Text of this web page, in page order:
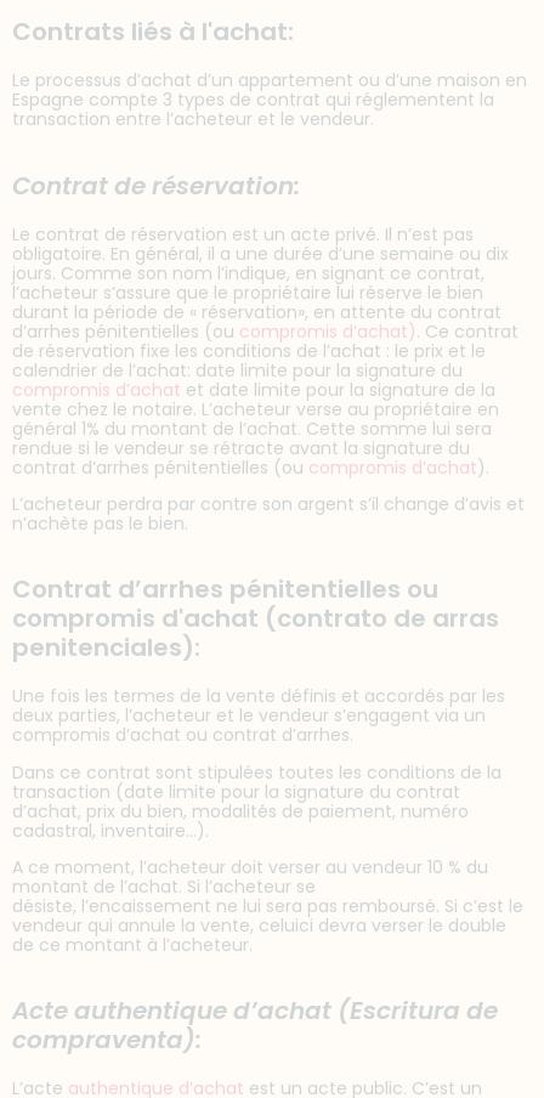
Contrats liés à l'achat:
Le processus d’achat d’un appartement ou d’une maison en
Espagne compte 3 types de contrat qui réglementent la
transaction entre l’acheteur et le vendeur.
Contrat de réservation:
Le contrat de réservation est un acte privé. Il n’est pas
obligatoire. En général, il a une durée d’une semaine ou dix
jours. Comme son nom l’indique, en signant ce contrat,
l’acheteur s’assure que le propriétaire lui réserve le bien
durant la période de « réservation», en attente du contrat
d’arrhes pénitentielles (ou compromis d’achat). Ce contrat
de réservation fixe les conditions de l’achat : le prix et le
calendrier de l’achat: date limite pour la signature du
compromis d’achat et date limite pour la signature de la
vente chez le notaire. L’acheteur verse au propriétaire en
général 1% du montant de l’achat. Cette somme lui sera
rendue si le vendeur se rétracte avant la signature du
contrat d’arrhes pénitentielles (ou compromis d’achat).
L’acheteur perdra par contre son argent s’il change d’avis et
n’achète pas le bien.
Contrat d’arrhes pénitentielles ou
compromis d'achat (contrato de arras
penitenciales):
Une fois les termes de la vente définis et accordés par les
deux parties, l’acheteur et le vendeur s’engagent via un
compromis d’achat ou contrat d’arrhes.
Dans ce contrat sont stipulées toutes les conditions de la
transaction (date limite pour la signature du contrat
d’achat, prix du bien, modalités de paiement, numéro
cadastral, inventaire…).
A ce moment, l’acheteur doit verser au vendeur 10 % du
montant de l’achat. Si l’acheteur se
désiste, l’encaissement ne lui sera pas remboursé. Si c’est le
vendeur qui annule la vente, celuici devra verser le double
de ce montant à l’acheteur.
Acte authentique d’achat (Escritura de
compraventa):
L’acte authentique d’achat est un acte public. C’est un